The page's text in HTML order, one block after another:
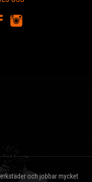
och jobbar mycket